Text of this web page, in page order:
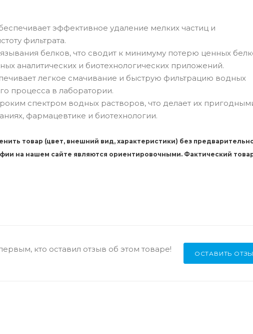
эффективное удаление мелких частиц и
фильтрата.
белков, что сводит к минимуму потерю ценных
аналитических и биотехнологических приложений.
легкое смачивание и быструю фильтрацию водных
процесса в лаборатории.
спектром водных растворов, что делает их
фармацевтике и биотехнологии.
товар (цвет, внешний вид, характеристики) без
на нашем сайте являются ориентировочными. Фактический
ОСТАВИТЬ
кто оставил отзыв об этом товаре!